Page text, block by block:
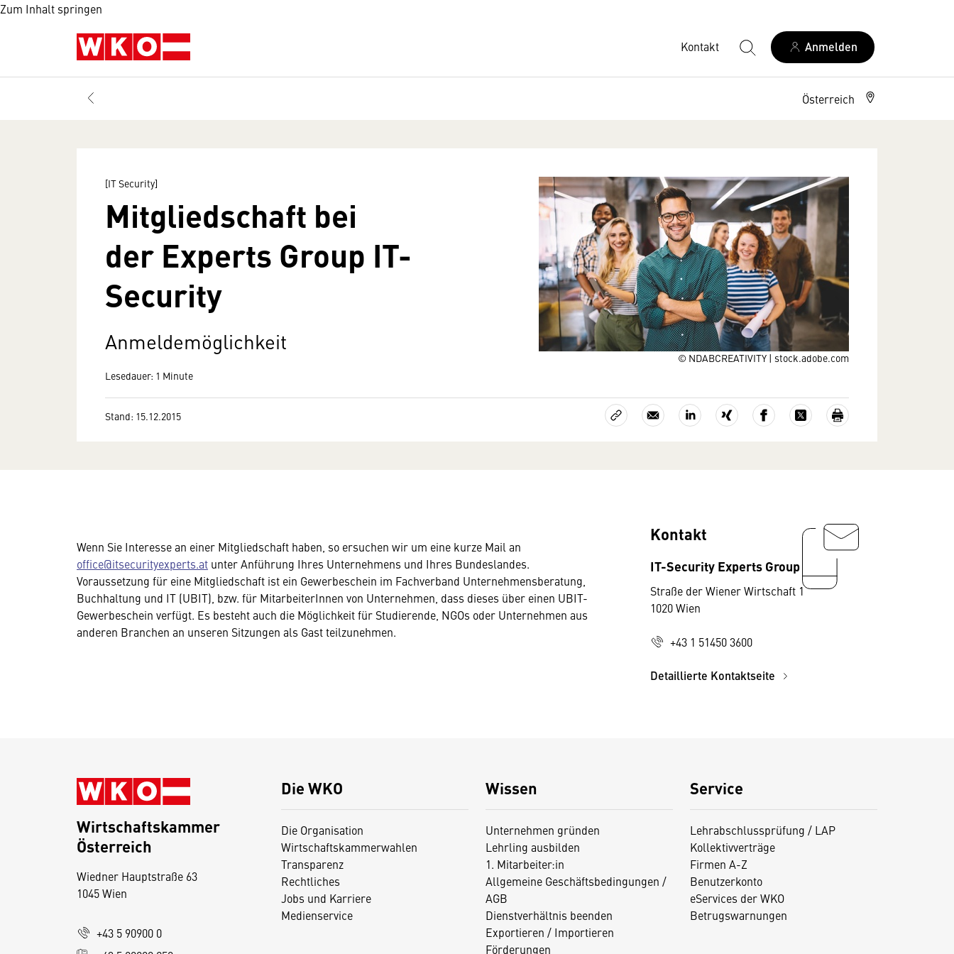
Zum Inhalt springen
Kontakt Anmelden
Österreich
© NDABCREATIVITY | stock.adobe.com
[IT Security]
Mitgliedschaft bei
der Experts Group IT-
Security
Anmeldemöglichkeit
Lesedauer: 1 Minute
Stand: 15.12.2015
Wenn Sie Interesse an einer Mitgliedschaft haben, so ersuchen wir um eine kurze Mail an
office@itsecurityexperts.at unter Anführung Ihres Unternehmens und Ihres Bundeslandes.
Voraussetzung für eine Mitgliedschaft ist ein Gewerbeschein im Fachverband Unternehmensberatung,
Buchhaltung und IT (UBIT), bzw. für MitarbeiterInnen von Unternehmen, dass dieses über einen UBIT-
Gewerbeschein verfügt. Es besteht auch die Möglichkeit für Studierende, NGOs oder Unternehmen aus
anderen Branchen an unseren Sitzungen als Gast teilzunehmen.
Kontakt
IT-Security Experts Group
Straße der Wiener Wirtschaft 1
1020 Wien
+43 1 51450 3600
Detaillierte Kontaktseite
Die WKO
Die Organisation
Wirtschaftskammerwahlen
Transparenz
Rechtliches
Jobs und Karriere
Medienservice
Wissen
Unternehmen gründen
Lehrling ausbilden
1. Mitarbeiter:in
Allgemeine Geschäftsbedingungen /
AGB
Dienstverhältnis beenden
Exportieren / Importieren
Förderungen
Service
Lehrabschlussprüfung / LAP
Kollektivverträge
Firmen A-Z
Benutzerkonto
eServices der WKO
Betrugswarnungen
Wirtschaftskammer
Österreich
Wiedner Hauptstraße 63
1045 Wien
+43 5 90900 0